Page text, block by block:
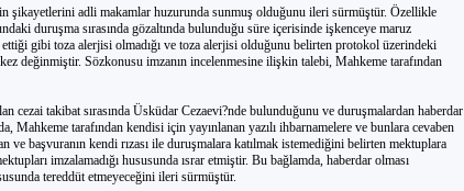
şikayetlerini adli makamlar huzurunda sunmuş olduğunu ileri sürmüştür. Özellikle
duruşma sırasında gözaltında bulunduğu süre içerisinde işkenceye maruz
ettiği gibi toza alerjisi olmadığı ve toza alerjisi olduğunu belirten protokol üzerindeki
değinmiştir. Sözkonusu imzanın incelenmesine ilişkin talebi, Mahkeme tarafından
cezai takibat sırasında Üsküdar Cezaevi?nde bulunduğunu ve duruşmalardan haberdar
Mahkeme tarafından kendisi için yayınlanan yazılı ihbarnamelere ve bunlara cevaben
ve başvuranın kendi rızası ile duruşmalara katılmak istemediğini belirten mektuplara
imzalamadığı hususunda ısrar etmiştir. Bu bağlamda, haberdar olması
tereddüt etmeyeceğini ileri sürmüştür.